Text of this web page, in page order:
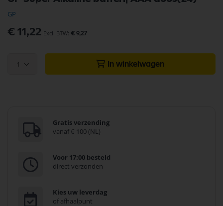
GP
€ 11,22 € 9,27
1 In winkelwagen
Gratis verzending
vanaf € 100 (NL)
Voor 17:00 besteld
direct verzonden
Kies uw leverdag
of afhaalpunt
het
begin
van
de